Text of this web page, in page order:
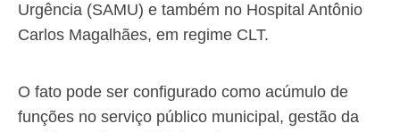
Urgência (SAMU) e também no Hospital Antônio
Carlos Magalhães, em regime CLT.
O fato pode ser configurado como acúmulo de
funções no serviço público municipal, gestão da